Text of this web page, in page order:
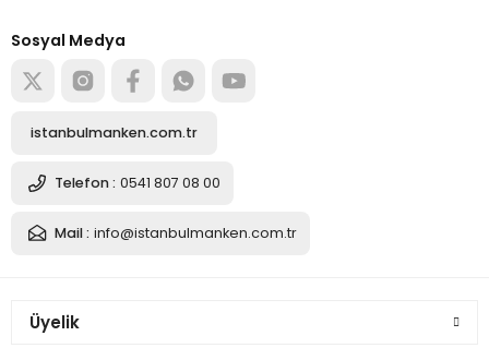
Sosyal Medya
istanbulmanken.com.tr
Telefon : 0541 807 08 00
Mail : info@istanbulmanken.com.tr
Üyelik